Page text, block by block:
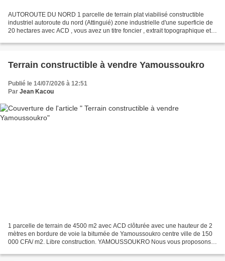
AUTOROUTE DU NORD 1 parcelle de terrain plat viabilisé constructible
industriel autoroute du nord (Attinguié) zone industrielle d'une superficie de
20 hectares avec ACD , vous avez un titre foncier , extrait topographique et
Terrain constructible à vendre Yamoussoukro
Publié le 14/07/2026 à 12:51
Par Jean Kacou
1 parcelle de terrain de 4500 m2 avec ACD clôturée avec une hauteur de 2
mètres en bordure de voie la bitumée de Yamoussoukro centre ville de 150
000 CFA/ m2. Libre construction. YAMOUSSOUKRO Nous vous proposons